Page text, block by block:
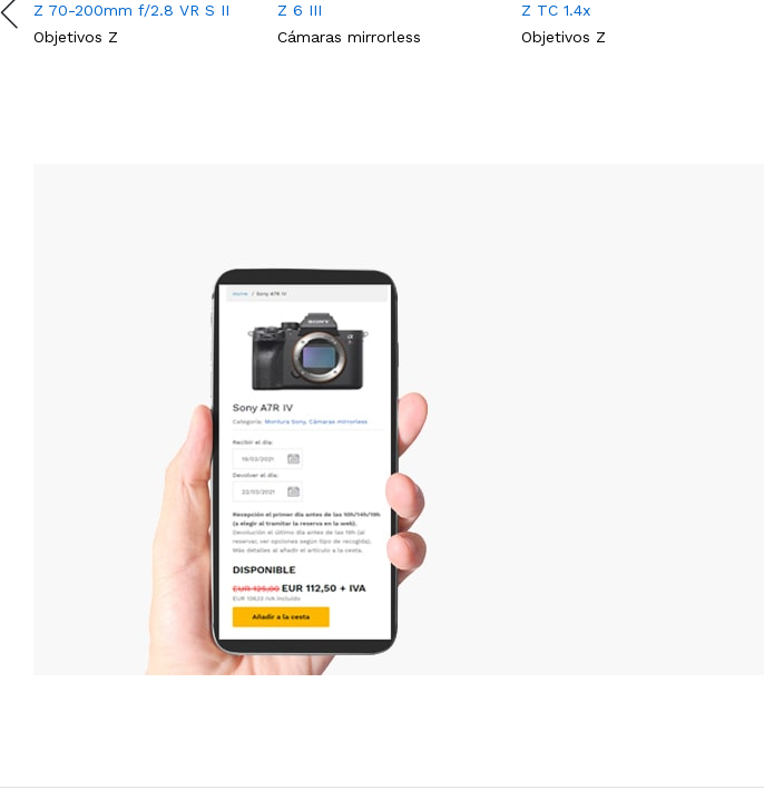
Z 70-200mm f/2.8 VR S II
Objetivos Z
Z 6 III
Cámaras mirrorless
Z TC 1.4x
Objetivos Z